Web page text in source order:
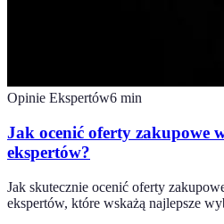
Opinie Ekspertów6 min
Jak ocenić oferty zakupowe
ekspertów?
Jak skutecznie ocenić oferty
ekspertów, które wskażą najlepsze